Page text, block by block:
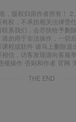
，版权归原作者所有！
权，不承担相关法律责
系我们，会尽快给予删
勿用于非法操作，一切
程或软件 请马上删除退
信，访客发现请向客服
规操作 否则和作者 官网
THE END